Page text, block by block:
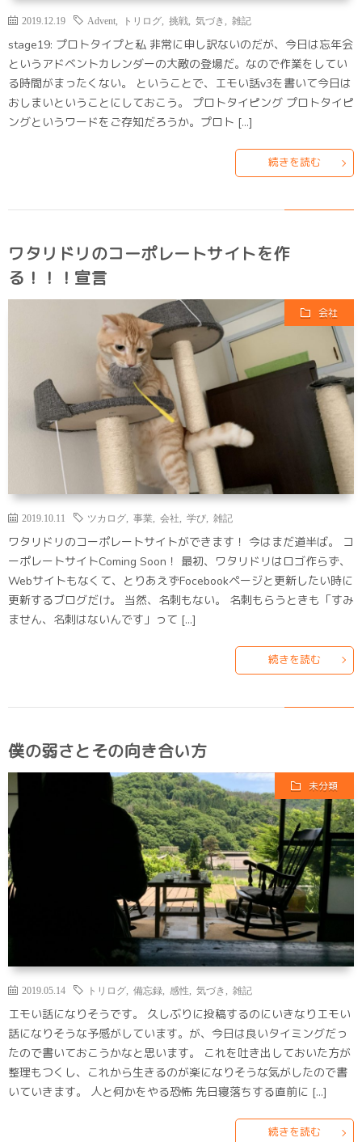
2019.12.19 Advent トリログ 挑戦 気づき 雑記
stage19: プロトタイプと私 非常に申し訳ないのだが、今日は忘年会
というアドベントカレンダーの大敵の登場だ。なので作業をしてい
る時間がまったくない。 ということで、エモい話v3を書いて今日は
おしまいということにしておこう。 プロトタイピング プロトタイピ
ングというワードをご存知だろうか。プロト […]
続きを読む
ワタリドリのコーポレートサイトを作
る！！！宣言
会社
2019.10.11 ツカログ 事業 会社 学び 雑記
ワタリドリのコーポレートサイトができます！ 今はまだ道半ば。 コ
ーポレートサイトComing Soon！ 最初、ワタリドリはロゴ作らず、
Webサイトもなくて、とりあえずFocebookページと更新したい時に
更新するブログだけ。 当然、名刺もない。 名刺もらうときも「すみ
ません、名刺はないんです」って […]
続きを読む
僕の弱さとその向き合い方
未分類
2019.05.14 トリログ 備忘録 感性 気づき 雑記
エモい話になりそうです。 久しぶりに投稿するのにいきなりエモい
話になりそうな予感がしています。が、今日は良いタイミングだっ
たので書いておこうかなと思います。 これを吐き出しておいた方が
整理もつくし、これから生きるのが楽になりそうな気がしたので書
いていきます。 人と何かをやる恐怖 先日寝落ちする直前に […]
続きを読む